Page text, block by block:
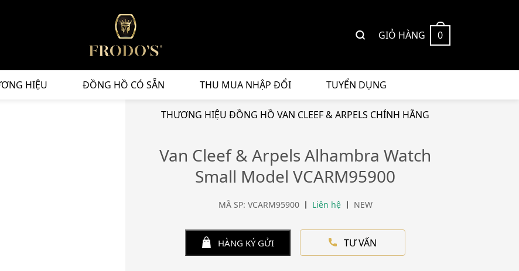
GIỎ HÀNG 0
HIỆU ĐỒNG HỒ CÓ SẴN THU MUA NHẬP ĐỔI TUYỂN DỤNG
THƯƠNG HIỆU ĐỒNG HỒ VAN CLEEF & ARPELS CHÍNH HÃNG
Van Cleef & Arpels Alhambra Watch
Small Model VCARM95900
MÃ SP: VCARM95900 Liên hệ NEW
HÀNG KÝ GỬI TƯ VẤN